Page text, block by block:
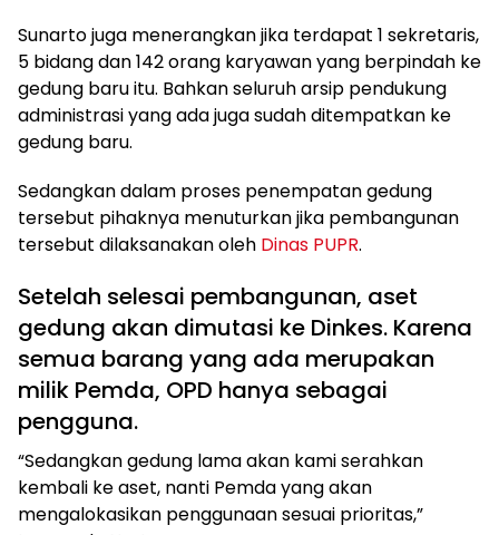
Sunarto juga menerangkan jika terdapat 1 sekretaris,
5 bidang dan 142 orang karyawan yang berpindah ke
gedung baru itu. Bahkan seluruh arsip pendukung
administrasi yang ada juga sudah ditempatkan ke
gedung baru.
Sedangkan dalam proses penempatan gedung
tersebut pihaknya menuturkan jika pembangunan
tersebut dilaksanakan oleh Dinas PUPR.
Setelah selesai pembangunan, aset
gedung akan dimutasi ke Dinkes. Karena
semua barang yang ada merupakan
milik Pemda, OPD hanya sebagai
pengguna.
“Sedangkan gedung lama akan kami serahkan
kembali ke aset, nanti Pemda yang akan
mengalokasikan penggunaan sesuai prioritas,”